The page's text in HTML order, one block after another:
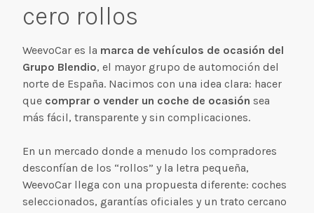
cero rollos
WeevoCar es la marca de vehículos de ocasión del
Grupo Blendio, el mayor grupo de automoción del
norte de España. Nacimos con una idea clara: hacer
que comprar o vender un coche de ocasión sea
más fácil, transparente y sin complicaciones.
En un mercado donde a menudo los compradores
desconfían de los “rollos” y la letra pequeña,
WeevoCar llega con una propuesta diferente: coches
seleccionados, garantías oficiales y un trato cercano